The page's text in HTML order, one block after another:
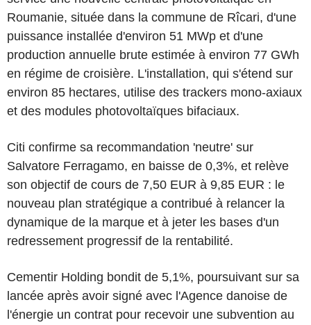
Roumanie, située dans la commune de Rîcari, d'une
puissance installée d'environ 51 MWp et d'une
production annuelle brute estimée à environ 77 GWh
en régime de croisière. L'installation, qui s'étend sur
environ 85 hectares, utilise des trackers mono-axiaux
et des modules photovoltaïques bifaciaux.
Citi confirme sa recommandation 'neutre' sur
Salvatore Ferragamo, en baisse de 0,3%, et relève
son objectif de cours de 7,50 EUR à 9,85 EUR : le
nouveau plan stratégique a contribué à relancer la
dynamique de la marque et à jeter les bases d'un
redressement progressif de la rentabilité.
Cementir Holding bondit de 5,1%, poursuivant sur sa
lancée après avoir signé avec l'Agence danoise de
l'énergie un contrat pour recevoir une subvention au